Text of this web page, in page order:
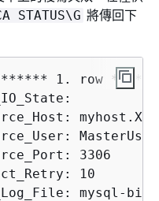
STATUS\G 將傳回下
1. row
MasterUser
3306
10
mysql-